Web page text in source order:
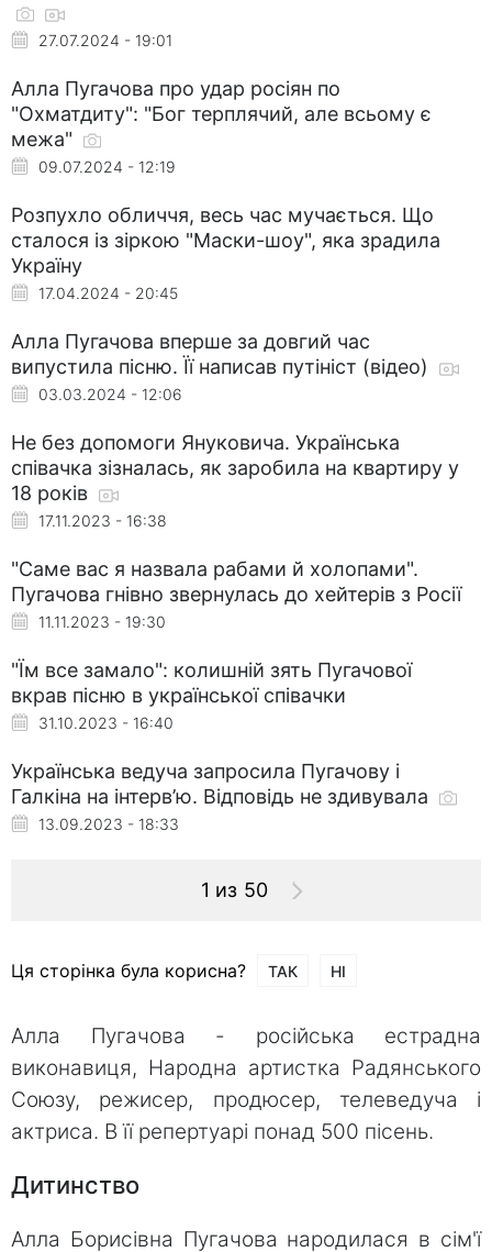
27.07.2024 - 19:01
Алла Пугачова про удар росіян по
"Охматдиту": "Бог терплячий, але всьому є
межа"
09.07.2024 - 12:19
Розпухло обличчя, весь час мучається. Що
сталося із зіркою "Маски-шоу", яка зрадила
Україну
17.04.2024 - 20:45
Алла Пугачова вперше за довгий час
випустила пісню. Її написав путініст (відео)
03.03.2024 - 12:06
Не без допомоги Януковича. Українська
співачка зізналась, як заробила на квартиру у
18 років
17.11.2023 - 16:38
"Саме вас я назвала рабами й холопами".
Пугачова гнівно звернулась до хейтерів з Росії
11.11.2023 - 19:30
"Їм все замало": колишній зять Пугачової
вкрав пісню в української співачки
31.10.2023 - 16:40
Українська ведуча запросила Пугачову і
Галкіна на інтерв’ю. Відповідь не здивувала
13.09.2023 - 18:33
1 из 50
Ця сторінка була корисна? ТАК НІ
Алла Пугачова - російська естрадна
виконавиця, Народна артистка Радянського
Союзу, режисер, продюсер, телеведуча і
актриса. В її репертуарі понад 500 пісень.
Дитинство
Алла Борисівна Пугачова народилася в сім'ї